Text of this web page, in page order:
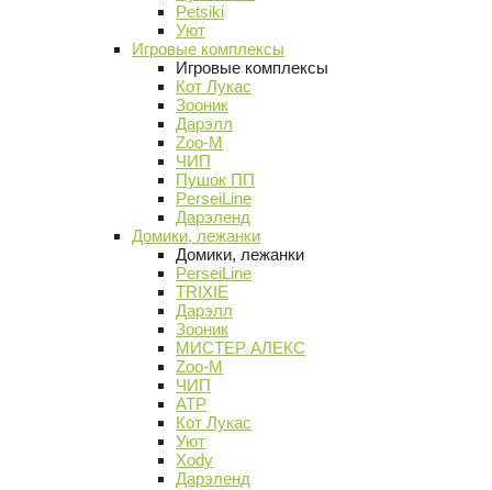
Petsiki
Уют
Игровые комплексы
Игровые комплексы
Кот Лукас
Зооник
Дарэлл
Zoo-M
ЧИП
Пушок ПП
PerseiLine
Дарэленд
Домики, лежанки
Домики, лежанки
PerseiLine
TRIXIE
Дарэлл
Зооник
МИСТЕР АЛЕКС
Zoo-M
ЧИП
АТР
Кот Лукас
Уют
Xody
Дарэленд